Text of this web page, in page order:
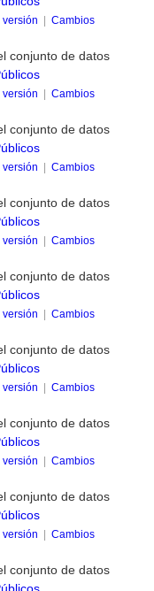
versión | Cambios
conjunto de datos
versión | Cambios
conjunto de datos
versión | Cambios
conjunto de datos
versión | Cambios
conjunto de datos
versión | Cambios
conjunto de datos
versión | Cambios
conjunto de datos
versión | Cambios
conjunto de datos
versión | Cambios
conjunto de datos